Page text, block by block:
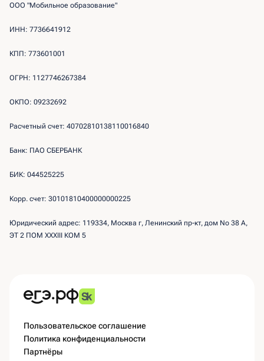
ООО "Мобильное образование"
ИНН: 7736641912
КПП: 773601001
ОГРН: 1127746267384
ОКПО: 09232692
Расчетный счет: 40702810138110016840
Банк: ПАО СБЕРБАНК
БИК: 044525225
Корр. счет: 30101810400000000225
Юридический адрес: 119334, Москва г, Ленинский пр-кт, дом No 38 А,
ЭТ 2 ПОМ XXXIII КОМ 5
Пользовательское соглашение
Политика конфиденциальности
Партнёры